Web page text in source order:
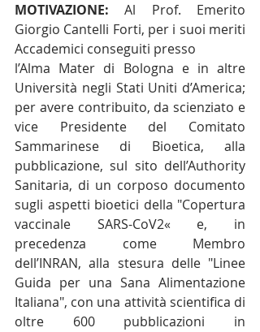
MOTIVAZIONE: Al Prof. Emerito
Giorgio Cantelli Forti, per i suoi meriti
Accademici conseguiti presso
l’Alma Mater di Bologna e in altre
Università negli Stati Uniti d’America;
per avere contribuito, da scienziato e
vice Presidente del Comitato
Sammarinese di Bioetica, alla
pubblicazione, sul sito dell’Authority
Sanitaria, di un corposo documento
sugli aspetti bioetici della "Copertura
vaccinale SARS-CoV2« e, in
precedenza come Membro
dell’INRAN, alla stesura delle "Linee
Guida per una Sana Alimentazione
Italiana", con una attività scientifica di
oltre 600 pubblicazioni in